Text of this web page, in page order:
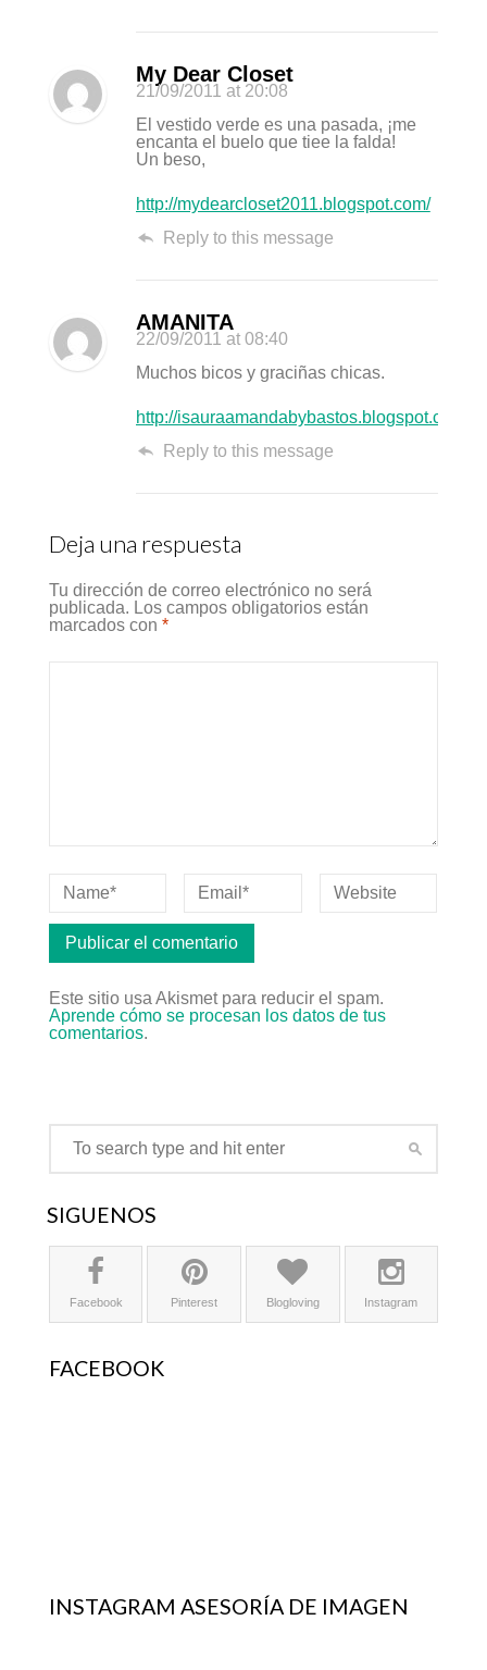
My Dear Closet
21/09/2011 at 20:08
El vestido verde es una pasada, ¡me
encanta el buelo que tiee la falda!
Un beso,
http://mydearcloset2011.blogspot.com/
Reply to this message
AMANITA
22/09/2011 at 08:40
Muchos bicos y graciñas chicas.
http://isauraamandabybastos.blogspot.com
Reply to this message
Deja una respuesta
Tu dirección de correo electrónico no será
publicada. Los campos obligatorios están
marcados con *
Este sitio usa Akismet para reducir el spam.
Aprende cómo se procesan los datos de tus
comentarios.
SÍGUENOS
Facebook Pinterest Blogloving Instagram
FACEBOOK
INSTAGRAM ASESORÍA DE IMAGEN